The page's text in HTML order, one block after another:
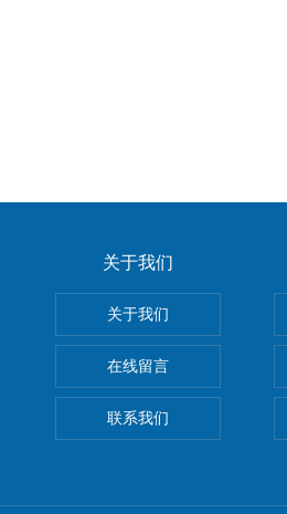
关于我们
关于我们
在线留言
联系我们